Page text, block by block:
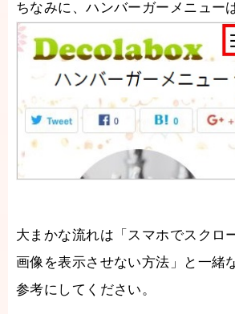
ちなみに、ハンバーガーメニュー
大まかな流れは「スマホでスクロ
画像を表示させない方法」と一緒
参考にしてください。